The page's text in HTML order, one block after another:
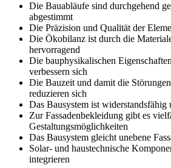
Die Bauabläufe sind durchgehend
abgestimmt
Die Präzision und Qualität der
Die Ökobilanz ist durch die
hervorragend
Die bauphysikalischen
verbessern sich
Die Bauzeit und damit die
reduzieren sich
Das Bausystem ist widerstandsfähig
Zur Fassadenbekleidung gibt es
Gestaltungsmöglichkeiten
Das Bausystem gleicht unebene
Solar- und haustechnische
integrieren